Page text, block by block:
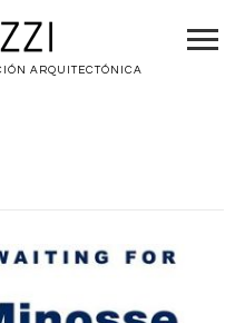
ARQUITECTÓNICA